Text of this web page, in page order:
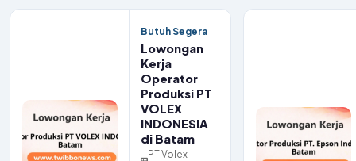
Butuh Segera
Lowongan
Kerja
Operator
Produksi PT
VOLEX
INDONESIA
di Batam
PT Volex